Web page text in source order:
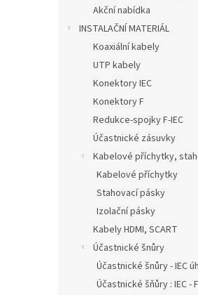
Akční nabídka
INSTALAČNÍ MATERIÁL
Koaxiální kabely
UTP kabely
Konektory IEC
Konektory F
Redukce-spojky F-IEC
Účastnické zásuvky
Kabelové příchytky,
Kabelové příchytky
Stahovací pásky
Izolační pásky
Kabely HDMI, SCART
Účastnické šnůry
Účastnické šnůry - IEC
Účastnické šňůry : IEC -